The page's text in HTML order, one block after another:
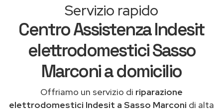
Servizio rapido
Centro Assistenza Indesit
elettrodomestici Sasso
Marconi a domicilio
Offriamo un servizio di riparazione
elettrodomestici Indesit a Sasso Marconi di alta